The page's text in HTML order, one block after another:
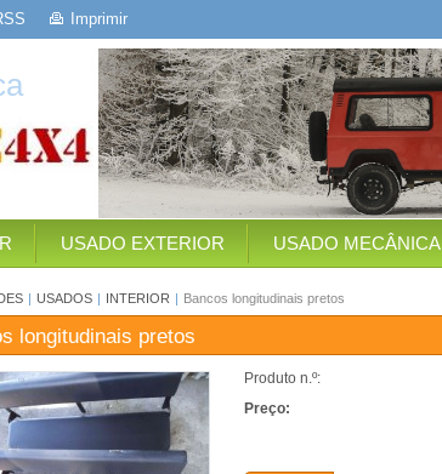
Imprimir
USADO EXTERIOR USADO MECÂNICA
| USADOS | INTERIOR | Bancos longitudinais pretos
longitudinais pretos
Produto n.º:
Preço: